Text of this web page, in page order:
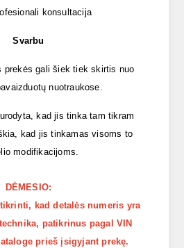
konsultacija
Svarbu
prekės gali šiek tiek skirtis nuo
nuotraukose.
kad jis tinka tam tikram
kad jis tinkamas visoms to
modifikacijoms.
DĖMESIO:
kad detalės numeris yra
patikrinus pagal VIN
prieš įsigyjant prekę.